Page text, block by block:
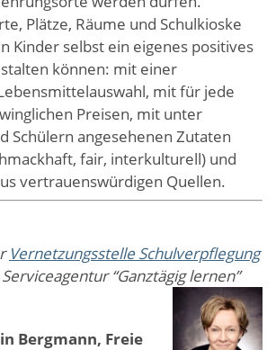
Plätze, Räume und Schulkioske
Kinder selbst ein eigenes positives
können: mit einer
mit für jede
Preisen, mit unter
Schülern angesehenen Zutaten
fair, interkulturell) und
vertrauenswürdigen Quellen.
Vernetzungsstelle Schulverpflegung
“Ganztägig lernen”
Bergmann, Freie